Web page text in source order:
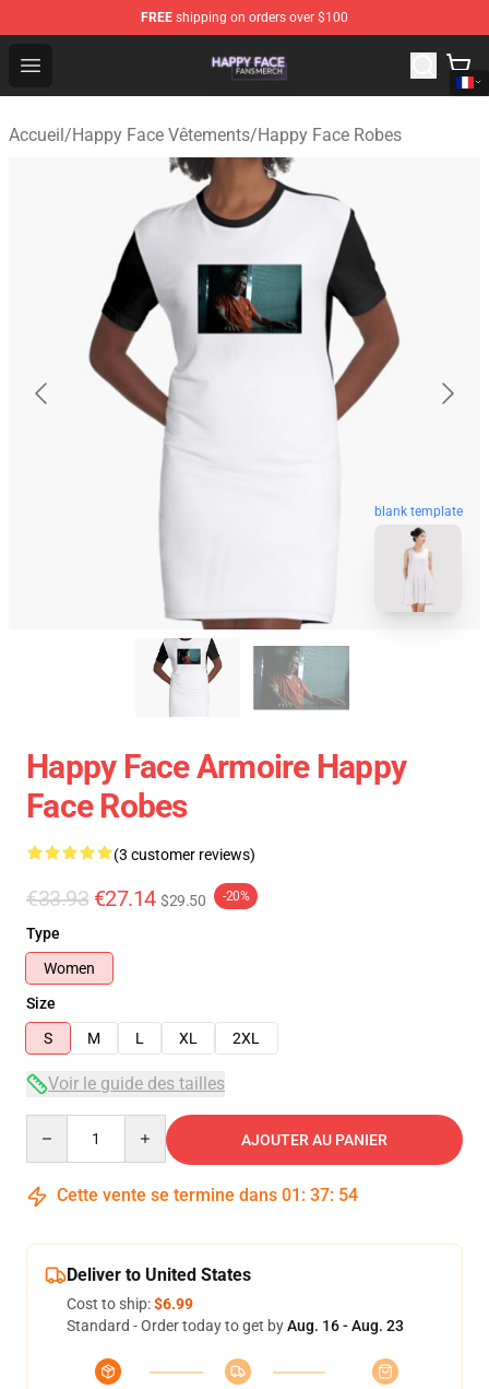
FREE shipping on orders over $100
Open menu
Happy Face Shop - Official Happy Face Merchandise
Accueil/Happy Face Vêtements/Happy Face Robes
blank template
Happy Face Armoire Happy
Face Robes
(3 customer reviews)
€33.93 €27.14 $29.50 -20%
Type
Women
Size
S
M L XL 2XL
Voir le guide des tailles
AJOUTER AU PANIER
Cette vente se termine dans 01 : 37: 54
Deliver to United States
Cost to ship:$6.99
Standard - Order today to get byAug. 16 - Aug. 23